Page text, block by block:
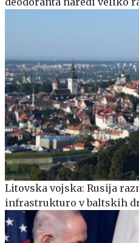
Litovska vojska: Rusija
infrastrukturo v baltskih